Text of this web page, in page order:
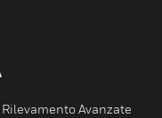
Avanzate